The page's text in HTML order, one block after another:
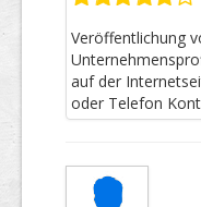
Veröffentlichung
auf der
oder Telefon